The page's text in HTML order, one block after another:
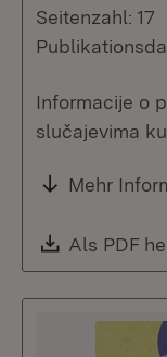
Seitenzahl: 17
Informacije o
slučajevima
Mehr
Download:
Als PDF